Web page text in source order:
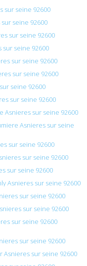
sur seine 92600
seine 92600
sur seine 92600
sur seine 92600
sur seine 92600
sur seine 92600
seine 92600
sur seine 92600
Asnieres sur seine 92600
Asnieres sur seine
sur seine 92600
sur seine 92600
sur seine 92600
Asnieres sur seine 92600
sur seine 92600
sur seine 92600
sur seine 92600
sur seine 92600
Asnieres sur seine 92600